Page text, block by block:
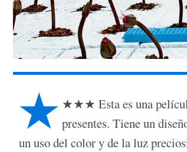
★ ★★★ Esta es una
presentes. Tiene un
un uso del color y de la luz